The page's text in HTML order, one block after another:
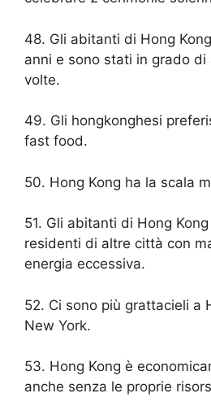
48. Gli abitanti di Hong
anni e sono stati in grado di
volte.
49. Gli hongkonghesi
fast food.
50. Hong Kong ha la scala
51. Gli abitanti di Hong
residenti di altre città con
energia eccessiva.
52. Ci sono più grattacieli a
New York.
53. Hong Kong è
anche senza le proprie